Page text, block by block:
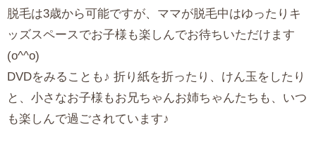
脱毛は3歳から可能ですが、ママが脱毛中はゆったりキ
ッズスペースでお子様も楽しんでお待ちいただけます
(o^^o)
DVDをみることも♪ 折り紙を折ったり、けん玉をしたり
と、小さなお子様もお兄ちゃんお姉ちゃんたちも、いつ
も楽しんで過ごされています♪